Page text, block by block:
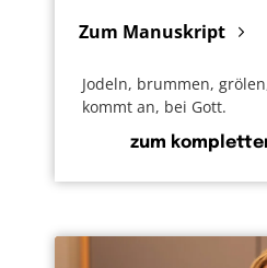
Zum Manuskript
Jodeln, brummen,
kommt an, bei Gott.
zum